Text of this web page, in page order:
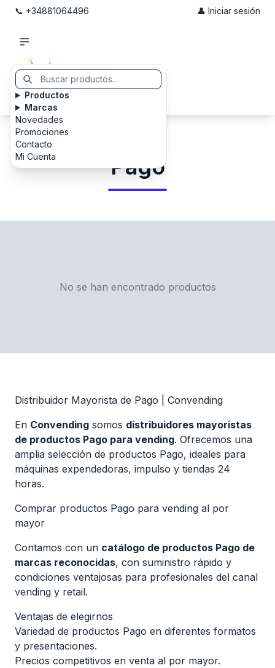
📞 +34881064496 👤 Iniciar sesión
Productos
Marcas
Novedades
Promociones
Contacto
Mi Cuenta
Pago
No se han encontrado productos
Distribuidor Mayorista de Pago | Convending
En Convending somos distribuidores mayoristas
de productos Pago para vending. Ofrecemos una
amplia selección de productos Pago, ideales para
máquinas expendedoras, impulso y tiendas 24
horas.
Comprar productos Pago para vending al por
mayor
Contamos con un catálogo de productos Pago de
marcas reconocidas, con suministro rápido y
condiciones ventajosas para profesionales del canal
vending y retail.
Ventajas de elegirnos
Variedad de productos Pago en diferentes formatos
y presentaciones.
Precios competitivos en venta al por mayor.